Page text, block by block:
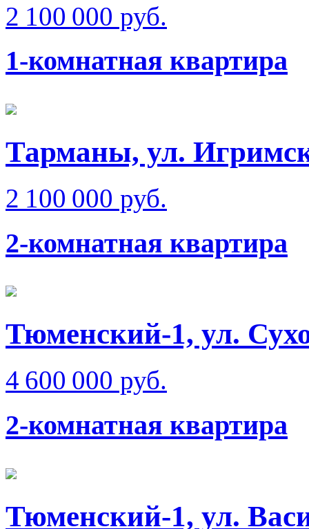
2 100 000 руб.
1-комнатная квартира
Тарманы, ул.
2 100 000 руб.
2-комнатная квартира
Тюменский-1, ул.
4 600 000 руб.
2-комнатная квартира
Тюменский-1, ул.